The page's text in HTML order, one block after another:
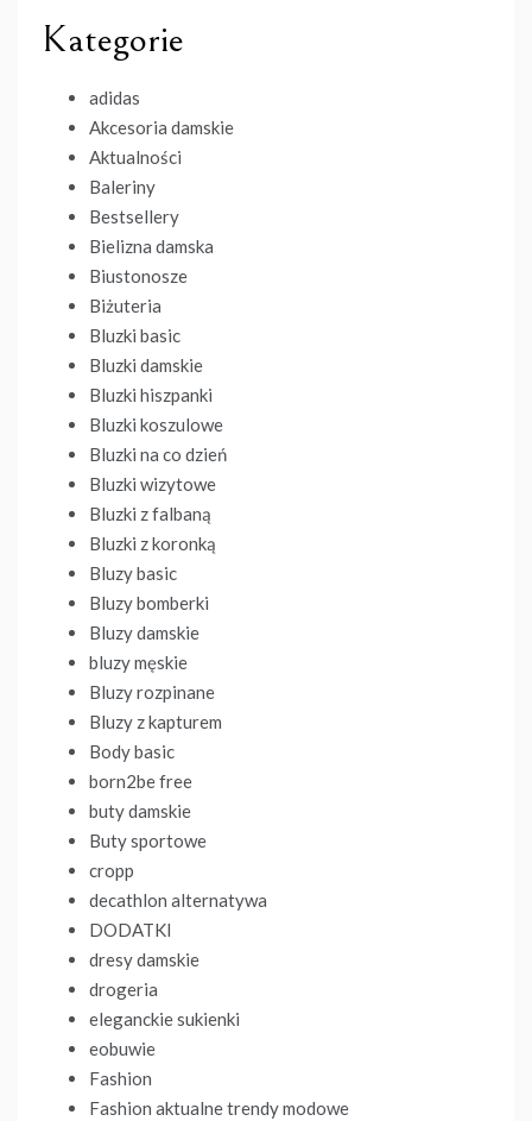
Kategorie
adidas
Akcesoria damskie
Aktualności
Baleriny
Bestsellery
Bielizna damska
Biustonosze
Biżuteria
Bluzki basic
Bluzki damskie
Bluzki hiszpanki
Bluzki koszulowe
Bluzki na co dzień
Bluzki wizytowe
Bluzki z falbaną
Bluzki z koronką
Bluzy basic
Bluzy bomberki
Bluzy damskie
bluzy męskie
Bluzy rozpinane
Bluzy z kapturem
Body basic
born2be free
buty damskie
Buty sportowe
cropp
decathlon alternatywa
DODATKI
dresy damskie
drogeria
eleganckie sukienki
eobuwie
Fashion
Fashion aktualne trendy modowe